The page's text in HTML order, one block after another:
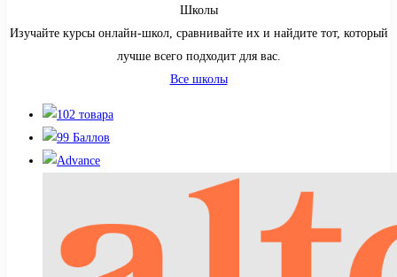
Школы
Изучайте курсы онлайн-школ, сравнивайте их и найдите тот, который
лучше всего подходит для вас.
Все школы